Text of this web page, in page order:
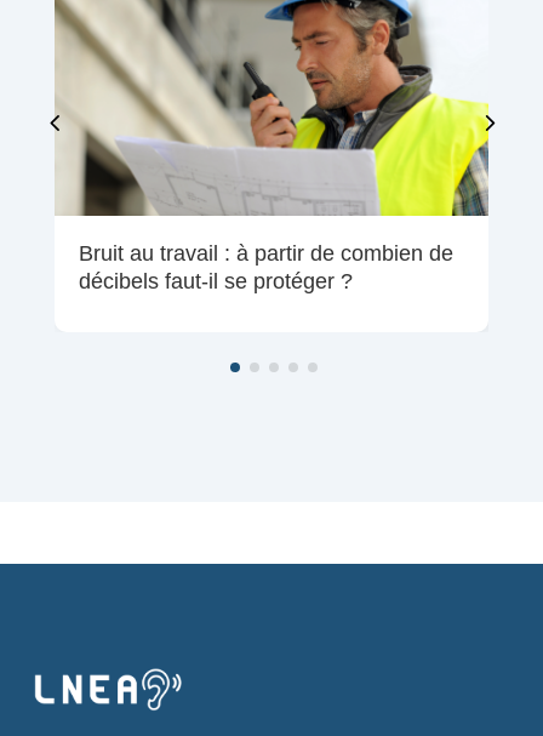
Bruit au travail : à partir de combien de
décibels faut-il se protéger ?